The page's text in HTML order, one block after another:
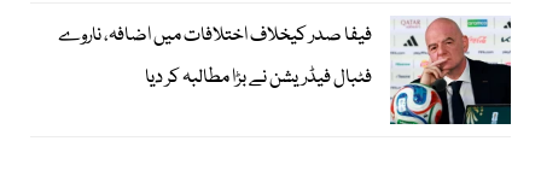
فیفا صدر کیخلاف اختلافات میں اضافہ، ناروے
فٹبال فیڈریشن نے بڑا مطالبہ کر دیا